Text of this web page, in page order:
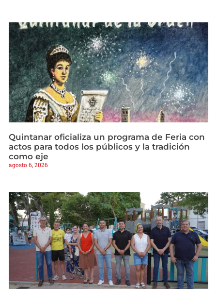
Quintanar oficializa un programa de Feria con
actos para todos los públicos y la tradición
como eje
agosto 6, 2026